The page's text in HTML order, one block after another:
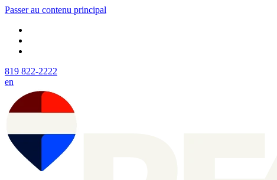
Passer au contenu principal
819 822-2222
en